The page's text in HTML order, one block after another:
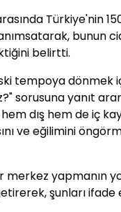
Türkiye'nin
bunun
belirtti.
tempoya dönmek
sorusuna yanıt
dış hem de iç
ve eğilimini
merkez yapmanın
şunları ifade